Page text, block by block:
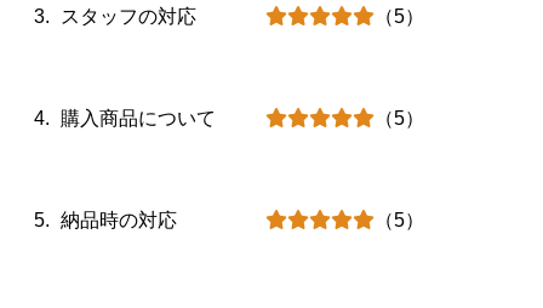
スタッフの対応 （5）
購入商品について （5）
納品時の対応 （5）